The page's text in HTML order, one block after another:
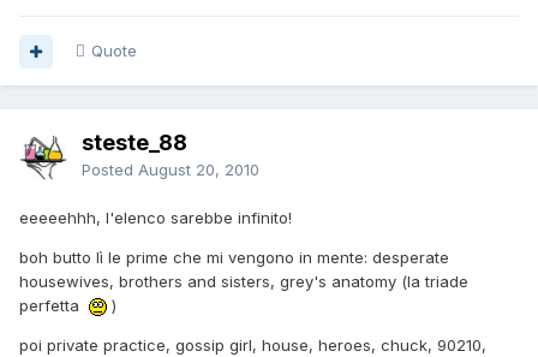
Quote
steste_88
Posted August 20, 2010
eeeeehhh, l'elenco sarebbe infinito!
boh butto lì le prime che mi vengono in mente: desperate
housewives, brothers and sisters, grey's anatomy (la triade
perfetta
)
poi private practice, gossip girl, house, heroes, chuck, 90210,